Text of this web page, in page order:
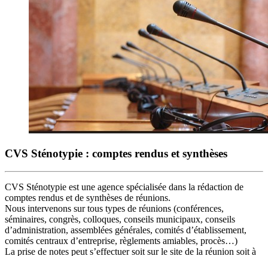
CVS Sténotypie : comptes rendus et synthèses
CVS Sténotypie est une agence spécialisée dans la rédaction de
comptes rendus et de synthèses de réunions.
Nous intervenons sur tous types de réunions (conférences,
séminaires, congrès, colloques, conseils municipaux, conseils
d’administration, assemblées générales, comités d’établissement,
comités centraux d’entreprise, règlements amiables, procès…)
La prise de notes peut s’effectuer soit sur le site de la réunion soit à